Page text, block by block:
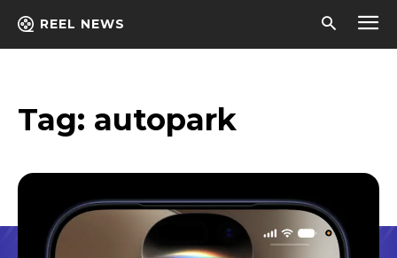
REEL NEWS
Tag: autopark